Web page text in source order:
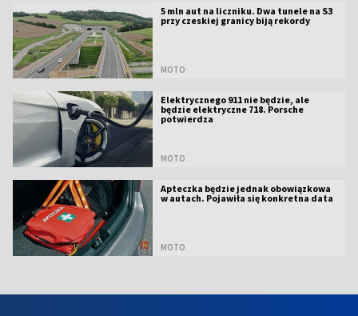
5 mln aut na liczniku. Dwa tunele na S3
przy czeskiej granicy biją rekordy
MOTO
Elektrycznego 911 nie będzie, ale
będzie elektryczne 718. Porsche
potwierdza
MOTO
Apteczka będzie jednak obowiązkowa
w autach. Pojawiła się konkretna data
MOTO